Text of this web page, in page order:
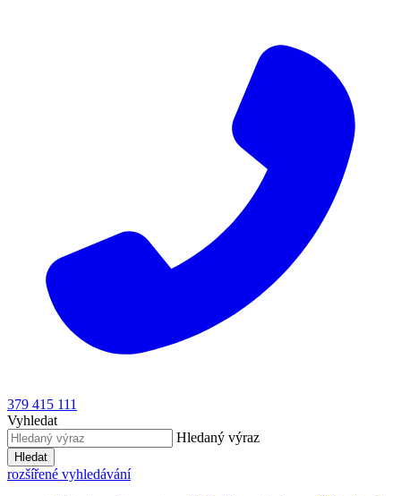
379 415 111
Vyhledat
Hledaný výraz
Hledat
rozšířené vyhledávání